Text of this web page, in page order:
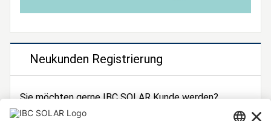
Neukunden Registrierung
Sie möchten gerne IBC SOLAR Kunde werden?
Dann registrieren Sie sich jetzt!